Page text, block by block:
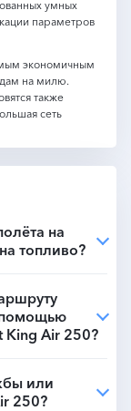
умных
параметров
экономичным
на милю.
также
сеть
на
топливо?
помощью
King Air 250?
или
250?